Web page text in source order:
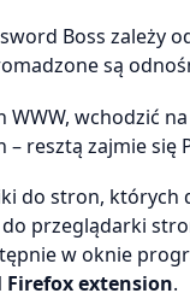
Boss zależy
są
wchodzić
resztą zajmie się
do stron, których
przeglądarki
w oknie
extension.